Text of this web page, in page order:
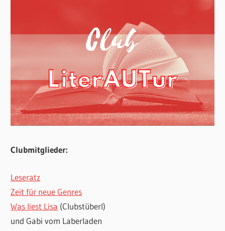
Clubmitglieder:
Leseratz
Zeit für neue Genres
Was liest Lisa (Clubstüberl)
und Gabi vom Laberladen